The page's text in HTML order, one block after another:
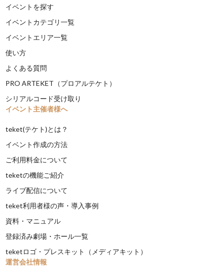
イベントを探す
イベントカテゴリ一覧
イベントエリア一覧
使い方
よくある質問
PRO ARTEKET（プロアルテケト）
シリアルコード受け取り
イベント主催者様へ
teket(テケト)とは？
イベント作成の方法
ご利用料金について
teketの機能ご紹介
ライブ配信について
teket利用者様の声・導入事例
資料・マニュアル
登録済み劇場・ホール一覧
teketロゴ・プレスキット（メディアキット）
運営会社情報